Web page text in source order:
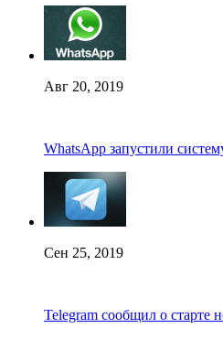
Авг 20, 2019
WhatsApp запустили
Сен 25, 2019
Telegram сообщил о старте